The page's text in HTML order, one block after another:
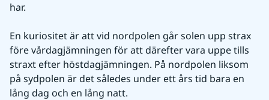
har.
En kuriositet är att vid nordpolen går solen upp strax
före vårdagjämningen för att därefter vara uppe tills
straxt efter höstdagjämningen. På nordpolen liksom
på sydpolen är det således under ett års tid bara en
lång dag och en lång natt.